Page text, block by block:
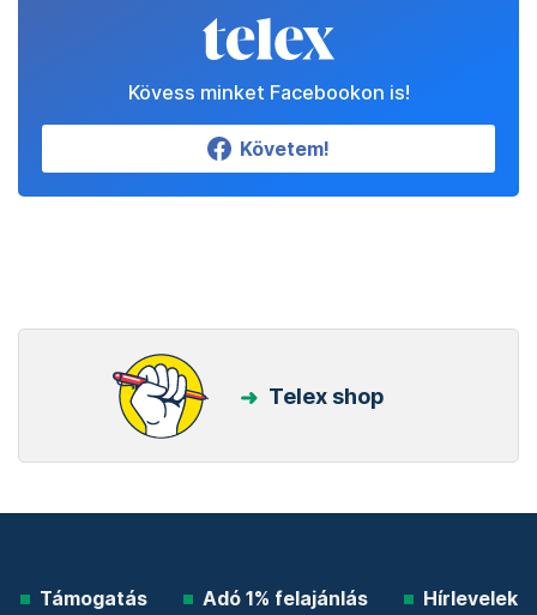
Kövess minket Facebookon is!
Követem!
Telex shop
Támogatás Adó 1% felajánlás Hírlevelek